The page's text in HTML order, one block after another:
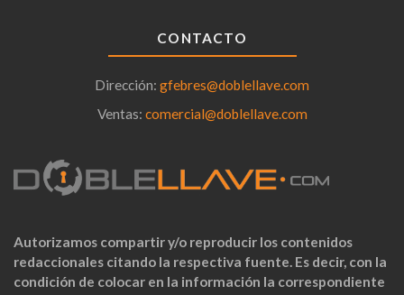
CONTACTO
Dirección: gfebres@doblellave.com
Ventas: comercial@doblellave.com
Autorizamos compartir y/o reproducir los contenidos
redaccionales citando la respectiva fuente. Es decir, con la
condición de colocar en la información la correspondiente